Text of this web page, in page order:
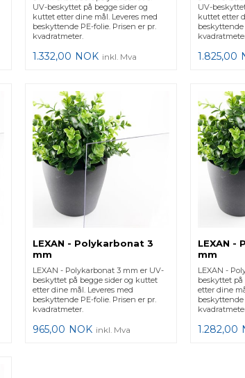
UV-beskyttet på begge sider og
kuttet etter dine mål. Leveres med
beskyttende PE-folie. Prisen er pr.
kvadratmeter.
1.332,00 NOK inkl. Mva
UV-
kuttet etter
beskyttende
1.825,00
LEXAN - Polykarbonat 3
mm
LEXAN - Polykarbonat 3 mm er UV-
beskyttet på begge sider og kuttet
etter dine mål. Leveres med
beskyttende PE-folie. Prisen er pr.
kvadratmeter.
965,00 NOK inkl. Mva
LEXAN -
mm
LEXAN -
beskyttet
etter dine
beskyttende
1.282,00